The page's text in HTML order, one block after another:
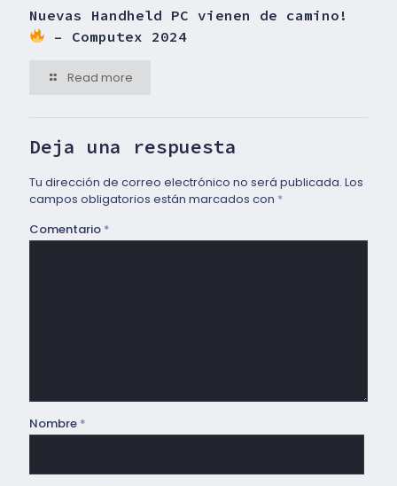
Nuevas Handheld PC vienen de camino!
– Computex 2024
Read more
Deja una respuesta
Tu dirección de correo electrónico no será publicada. Los
campos obligatorios están marcados con *
Comentario *
Nombre *